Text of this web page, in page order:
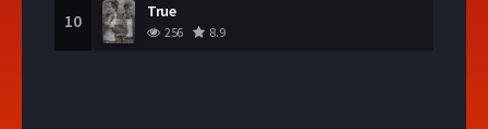
10 True
256 8.9